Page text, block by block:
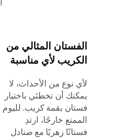
الفستان المثالي من
الكريب لأي مناسبة
لأي نوع من الأحداث، لا
يمكنك أن تخطئي باختيار
فستان بقمة كريب. لليوم
الممتع خارجًا، ارتدِ
فستانًا زهريًا مع صنادل